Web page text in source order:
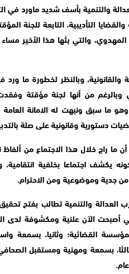
والتنمية بأسف شديد ماورد في
التأديبية، التابعة للجنة
والقانونية، وبالنظر لخطورة ما
وبالرغم من أنها لجنة مؤقتة
ما سبق ونبهت له الامانة
دستورية وقانونية على صلة
أن ما راج خلال هذا الاجتماع من
يكشف اجتماعا بخلفية
جدية وموضوعية ومن الاحترام.
العدالة والتنمية تطالب بفتح
أصبحت الآن علنية ومكشوفة لدى
القضائية؛ وثانيا، بسمعة
بسمعة ومهنية ومستقبل